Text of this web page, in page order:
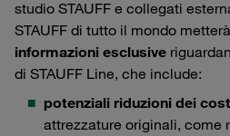
studio STAUFF e collegati
STAUFF di tutto il mondo
informazioni esclusive
di STAUFF Line, che include:
potenziali riduzioni dei
attrezzature originali, come